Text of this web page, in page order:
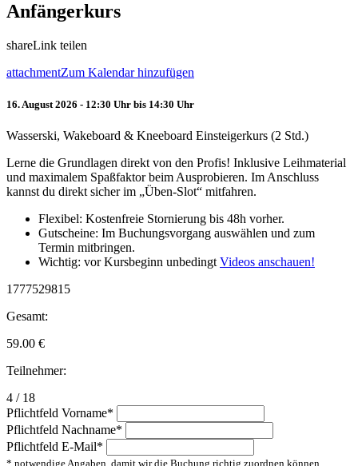
Anfängerkurs
shareLink teilen
attachmentZum Kalendar hinzufügen
16. August 2026 - 12:30 Uhr bis 14:30 Uhr
Wasserski, Wakeboard & Kneeboard Einsteigerkurs (2 Std.)
Lerne die Grundlagen direkt von den Profis! Inklusive Leihmaterial
und maximalem Spaßfaktor beim Ausprobieren. Im Anschluss
kannst du direkt sicher im „Üben-Slot“ mitfahren.
Flexibel: Kostenfreie Stornierung bis 48h vorher.
Gutscheine: Im Buchungsvorgang auswählen und zum
Termin mitbringen.
Wichtig: vor Kursbeginn unbedingt Videos anschauen!
1777529815
Gesamt:
59.00 €
Teilnehmer:
4 / 18
Pflichtfeld Vorname*
Pflichtfeld Nachname*
Pflichtfeld E-Mail*
* notwendige Angaben, damit wir die Buchung richtig zuordnen können